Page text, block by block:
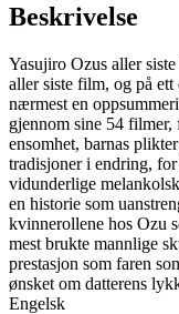
Beskrivelse
Yasujiro Ozus aller
aller siste film, og på
nærmest en
gjennom sine 54 filmer,
ensomhet, barnas
tradisjoner i endring,
vidunderlige
en historie som
kvinnerollene hos Ozu
mest brukte mannlige
prestasjon som faren
ønsket om datterens
Engelsk